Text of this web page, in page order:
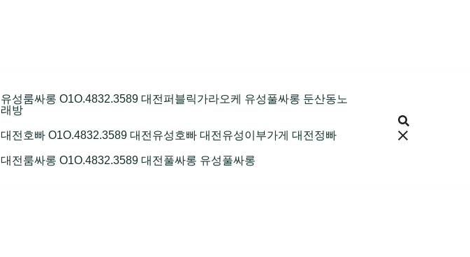
유성룸싸롱 O1O.4832.3589 대전퍼블릭가라오케 유성풀싸롱 둔산동노
래방
대전호빠 O1O.4832.3589 대전유성호빠 대전유성이부가게 대전정빠
대전룸싸롱 O1O.4832.3589 대전풀싸롱 유성풀싸롱